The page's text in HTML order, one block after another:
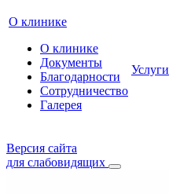
О клинике
О клинике
Документы
Благодарности
Сотрудничество
Галерея
Услуги
Версия сайта
для слабовидящих